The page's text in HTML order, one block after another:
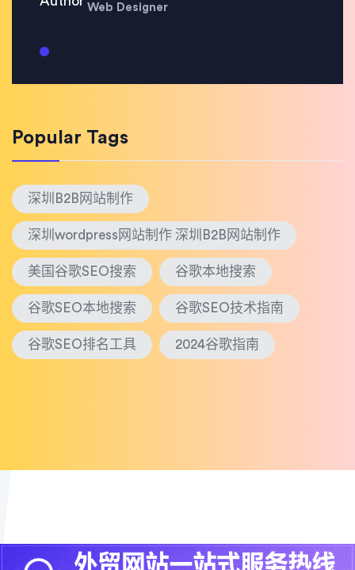
Web Designer
Popular Tags
深圳B2B网站制作
深圳wordpress网站制作 深圳B2B网站制作
美国谷歌SEO搜索 谷歌本地搜索
谷歌SEO本地搜索 谷歌SEO技术指南
谷歌SEO排名工具 2024谷歌指南